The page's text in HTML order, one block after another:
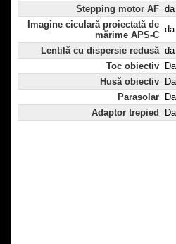
Stepping motor AF da
Imagine ciculară proiectată de
mărime APS-C
da
Lentilă cu dispersie redusă da
Toc obiectiv
Husă obiectiv
Parasolar
Adaptor trepied